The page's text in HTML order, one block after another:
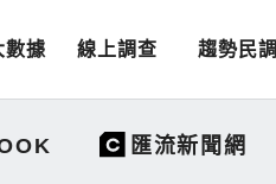
數據 線上調查 趨勢民調
匯流新聞網